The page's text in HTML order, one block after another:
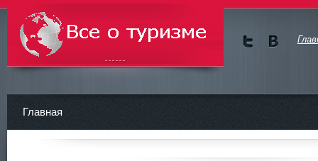
Все о туризме, книги, стать,
Главная